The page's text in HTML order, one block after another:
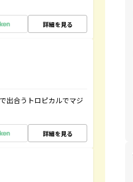
詳細を見る
出合うトロピカルでマジ
詳細を見る